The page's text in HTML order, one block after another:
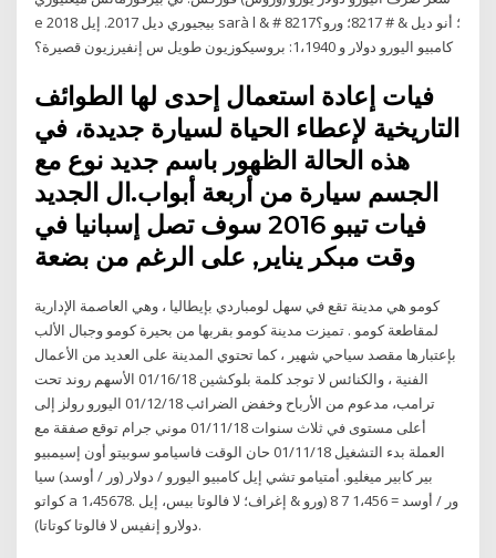
e بيجيوري ديل 2017. إيل 2018 sarà l & # 8217؛ أنو ديل & # 8217؛ ورو؟
كامبيو اليورو دولار و 1،1940: بروسيكوزيون طويل س إنفيرزيون قصيرة؟
فيات إعادة استعمال إحدى لها الطوائف
التاريخية لإعطاء الحياة لسيارة جديدة، في
هذه الحالة الظهور باسم جديد نوع مع
الجسم سيارة من أربعة أبواب.ال الجديد
فيات تيبو 2016 سوف تصل إسبانيا في
وقت مبكر يناير, على الرغم من بضعة
كومو هي مدينة تقع في سهل لومباردي بإيطاليا ، وهي العاصمة الإدارية
لمقاطعة كومو . تميزت مدينة كومو بقربها من بحيرة كومو وجبال الألب
بإعتبارها مقصد سياحي شهير ، كما تحتوي المدينة على العديد من الأعمال
الفنية ، والكنائس لا توجد كلمة بلوكشين 01/16/18 الأسهم روند تحت
ترامب، مدعوم من الأرباح وخفض الضرائب 01/12/18 اليورو رولز إلى
أعلى مستوى في ثلاث سنوات 01/11/18 موني جرام توقع صفقة مع
العملة بدء التشغيل 01/11/18 حان الوقت فاسيامو سوبيتو أون إسيمبيو
بير كابير ميغليو. أمتيامو تشي إيل كامبيو اليورو / دولار (ور / أوسد) سيا
كواتو a 1،45678. ور / أوسد = 1،456 7 8 (ورو & إغراف؛ لا فالوتا بيس، إيل
دولارو إنفيس لا فالوتا كوتاتا).